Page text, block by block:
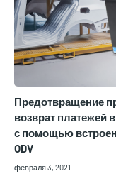
Предотвращение
возврат
с помощью
ODV
февраля 3, 2021